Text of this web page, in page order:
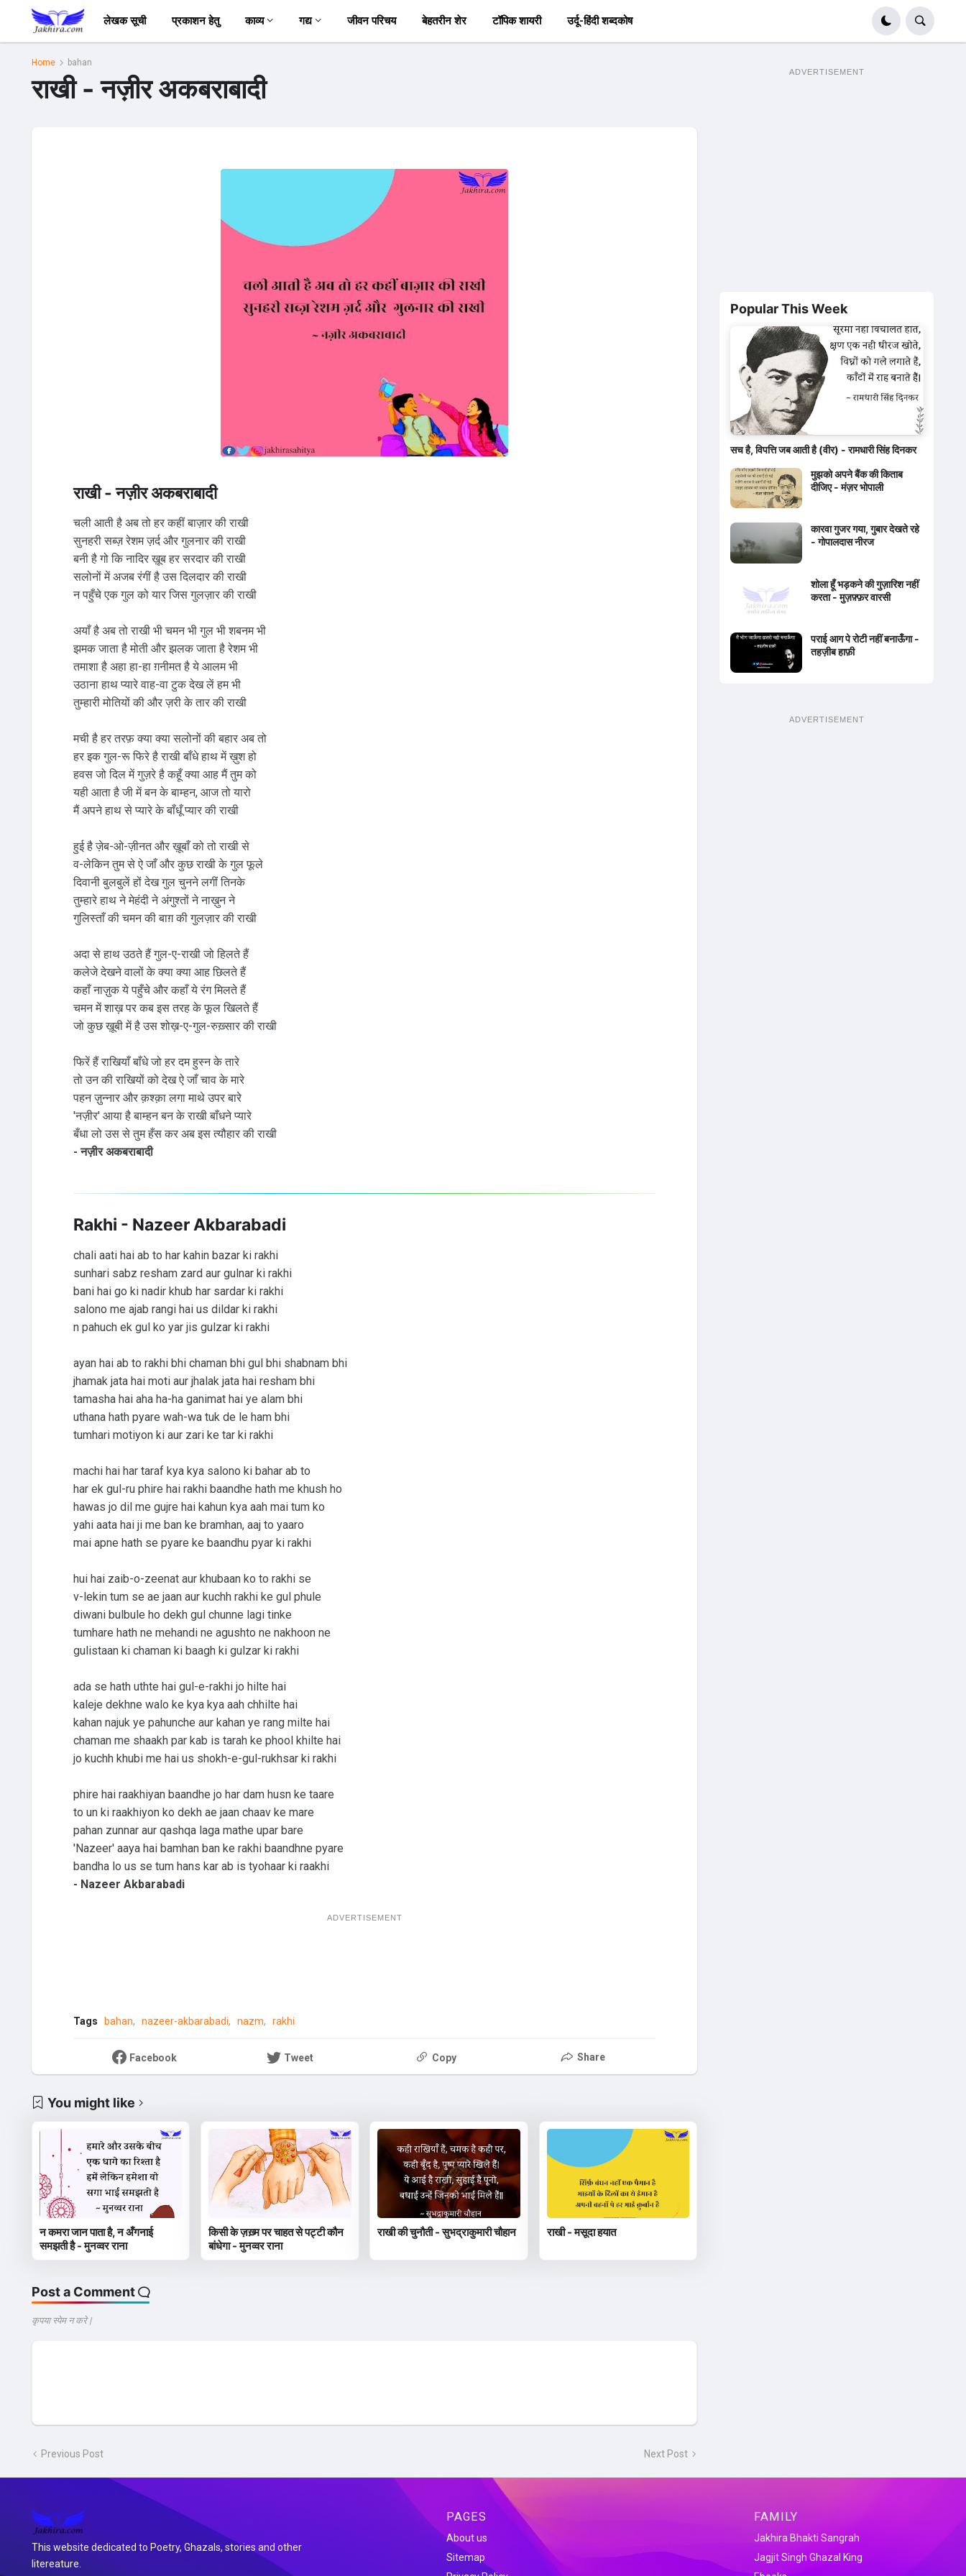
लेखक सूची प्रकाशन हेतु काव्य गद्य जीवन परिचय बेहतरीन शेर टॉपिक शायरी उर्दू-हिंदी शब्दकोष
Home bahan
राखी - नज़ीर अकबराबादी
राखी - नज़ीर अकबराबादी
चली आती है अब तो हर कहीं बाज़ार की राखी
सुनहरी सब्ज़ रेशम ज़र्द और गुलनार की राखी
बनी है गो कि नादिर ख़ूब हर सरदार की राखी
सलोनों में अजब रंगीं है उस दिलदार की राखी
न पहुँचे एक गुल को यार जिस गुलज़ार की राखी
अयाँ है अब तो राखी भी चमन भी गुल भी शबनम भी
झमक जाता है मोती और झलक जाता है रेशम भी
तमाशा है अहा हा-हा ग़नीमत है ये आलम भी
उठाना हाथ प्यारे वाह-वा टुक देख लें हम भी
तुम्हारी मोतियों की और ज़री के तार की राखी
मची है हर तरफ़ क्या क्या सलोनों की बहार अब तो
हर इक गुल-रू फिरे है राखी बाँधे हाथ में ख़ुश हो
हवस जो दिल में गुज़रे है कहूँ क्या आह मैं तुम को
यही आता है जी में बन के बाम्हन, आज तो यारो
मैं अपने हाथ से प्यारे के बाँधूँ प्यार की राखी
हुई है ज़ेब-ओ-ज़ीनत और ख़ूबाँ को तो राखी से
व-लेकिन तुम से ऐ जाँ और कुछ राखी के गुल फूले
दिवानी बुलबुलें हों देख गुल चुनने लगीं तिनके
तुम्हारे हाथ ने मेहंदी ने अंगुश्तों ने नाख़ुन ने
गुलिस्ताँ की चमन की बाग़ की गुलज़ार की राखी
अदा से हाथ उठते हैं गुल-ए-राखी जो हिलते हैं
कलेजे देखने वालों के क्या क्या आह छिलते हैं
कहाँ नाज़ुक ये पहुँचे और कहाँ ये रंग मिलते हैं
चमन में शाख़ पर कब इस तरह के फूल खिलते हैं
जो कुछ ख़ूबी में है उस शोख़-ए-गुल-रुख़्सार की राखी
फिरें हैं राखियाँ बाँधे जो हर दम हुस्न के तारे
तो उन की राखियों को देख ऐ जाँ चाव के मारे
पहन ज़ुन्नार और क़श्क़ा लगा माथे उपर बारे
'नज़ीर' आया है बाम्हन बन के राखी बाँधने प्यारे
बँधा लो उस से तुम हँस कर अब इस त्यौहार की राखी
- नज़ीर अकबराबादी
Rakhi - Nazeer Akbarabadi
chali aati hai ab to har kahin bazar ki rakhi
sunhari sabz resham zard aur gulnar ki rakhi
bani hai go ki nadir khub har sardar ki rakhi
salono me ajab rangi hai us dildar ki rakhi
n pahuch ek gul ko yar jis gulzar ki rakhi
ayan hai ab to rakhi bhi chaman bhi gul bhi shabnam bhi
jhamak jata hai moti aur jhalak jata hai resham bhi
tamasha hai aha ha-ha ganimat hai ye alam bhi
uthana hath pyare wah-wa tuk de le ham bhi
tumhari motiyon ki aur zari ke tar ki rakhi
machi hai har taraf kya kya salono ki bahar ab to
har ek gul-ru phire hai rakhi baandhe hath me khush ho
hawas jo dil me gujre hai kahun kya aah mai tum ko
yahi aata hai ji me ban ke bramhan, aaj to yaaro
mai apne hath se pyare ke baandhu pyar ki rakhi
hui hai zaib-o-zeenat aur khubaan ko to rakhi se
v-lekin tum se ae jaan aur kuchh rakhi ke gul phule
diwani bulbule ho dekh gul chunne lagi tinke
tumhare hath ne mehandi ne agushto ne nakhoon ne
gulistaan ki chaman ki baagh ki gulzar ki rakhi
ada se hath uthte hai gul-e-rakhi jo hilte hai
kaleje dekhne walo ke kya kya aah chhilte hai
kahan najuk ye pahunche aur kahan ye rang milte hai
chaman me shaakh par kab is tarah ke phool khilte hai
jo kuchh khubi me hai us shokh-e-gul-rukhsar ki rakhi
phire hai raakhiyan baandhe jo har dam husn ke taare
to un ki raakhiyon ko dekh ae jaan chaav ke mare
pahan zunnar aur qashqa laga mathe upar bare
'Nazeer' aaya hai bamhan ban ke rakhi baandhne pyare
bandha lo us se tum hans kar ab is tyohaar ki raakhi
- Nazeer Akbarabadi
ADVERTISEMENT
Tags bahan nazeer-akbarabadi nazm rakhi
Facebook Tweet Copy Share
You might like
न कमरा जान पाता है, न अँगनाई
समझती है - मुनव्वर राना
किसी के ज़ख़्म पर चाहत से पट्टी कौन
बांधेगा - मुनव्वर राना
राखी की चुनौती - सुभद्राकुमारी चौहान राखी - मसूदा हयात
Post a Comment
कृपया स्पेम न करे |
Previous Post Next Post
ADVERTISEMENT
Popular This Week
सच है, विपत्ति जब आती है (वीर) - रामधारी सिंह दिनकर
मुझको अपने बैंक की किताब
दीजिए - मंज़र भोपाली
कारवा गुजर गया, गुबार देखते रहे
- गोपालदास नीरज
शोला हूँ भड़कने की गुज़ारिश नहीं
करता - मुज़फ़्फ़र वारसी
पराई आग पे रोटी नहीं बनाऊँगा -
तहज़ीब हाफ़ी
ADVERTISEMENT
This website dedicated to Poetry, Ghazals, stories and other
litereature.
PAGES
About us
Sitemap
FAMILY
Jakhira Bhakti Sangrah
Jagjit Singh Ghazal King